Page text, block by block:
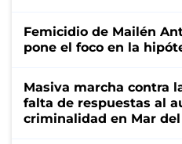
Femicidio de Mailén
pone el foco en la
Masiva marcha contra
falta de respuestas al
criminalidad en Mar